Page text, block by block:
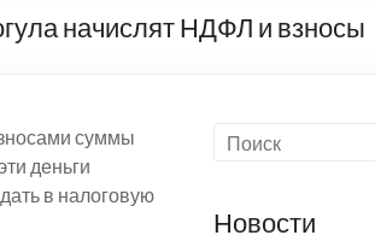
начислят НДФЛ и взносы
суммы
деньги
в налоговую
Новости